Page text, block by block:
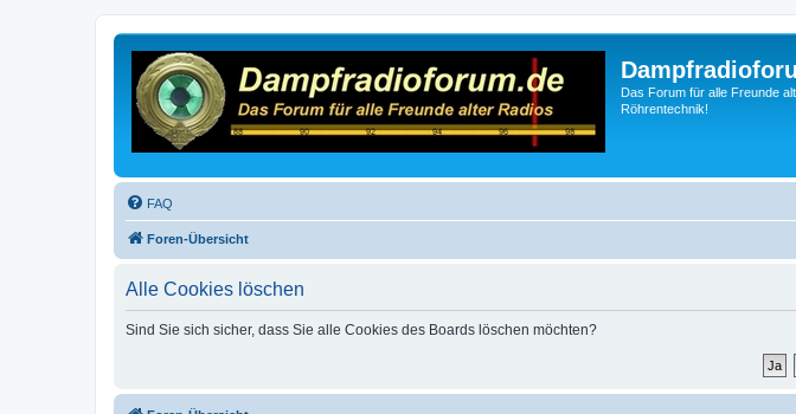
Das Forum für alle Freunde
Röhrentechnik!
FAQ
Foren-Übersicht
Alle Cookies löschen
Sind Sie sich sicher, dass Sie alle Cookies des Boards löschen möchten?